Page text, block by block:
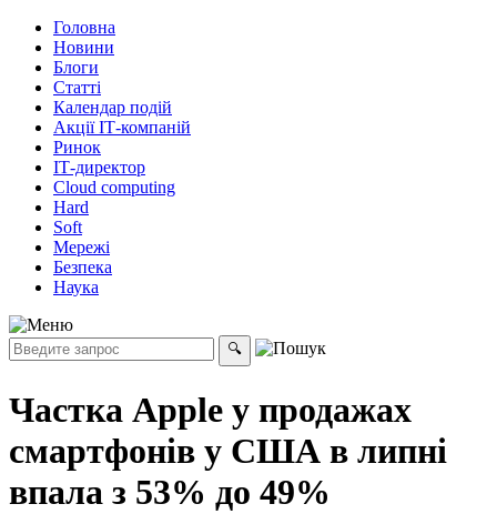
Головна
Новини
Блоги
Статті
Календар подій
Акції ІТ-компаній
Ринок
ІТ-директор
Cloud computing
Hard
Soft
Мережі
Безпека
Наука
Частка Аpple у продажах
смартфонів у США в липні
впала з 53% до 49%